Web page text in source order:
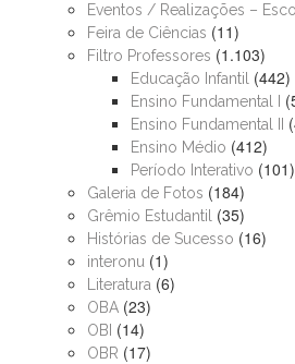
Eventos / Realizações –
Feira de Ciências (11)
Filtro Professores (1.103)
Educação Infantil (442)
Ensino Fundamental I
Ensino Fundamental II
Ensino Médio (412)
Período Interativo (101)
Galeria de Fotos (184)
Grêmio Estudantil (35)
Histórias de Sucesso (16)
interonu (1)
Literatura (6)
OBA (23)
OBI (14)
OBR (17)